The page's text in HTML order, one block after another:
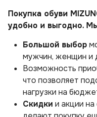
Покупка обуви
удобно и выгодно.
Большой выбор
мужчин, женщин и
Возможность
что позволяет
нагрузки на
Скидки и акции